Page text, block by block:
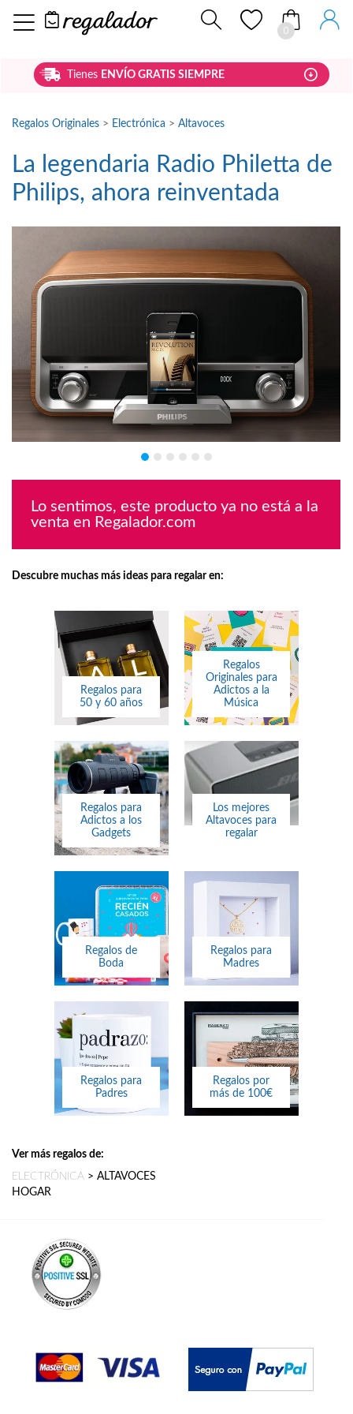
0
Tienes ENVÍO GRATIS SIEMPRE
Regalos Originales > Electrónica > Altavoces
La legendaria Radio Philetta de
Philips, ahora reinventada
Lo sentimos, este producto ya no está a la
venta en Regalador.com
Descubre muchas más ideas para regalar en:
Regalos para
50 y 60 años
Regalos
Originales para
Adictos a la
Música
Regalos para
Adictos a los
Gadgets
Los mejores
Altavoces para
regalar
Regalos de
Boda
Regalos para
Madres
Regalos para
Padres
Regalos por
más de 100€
Ver más regalos de:
ELECTRÓNICA > ALTAVOCES
HOGAR